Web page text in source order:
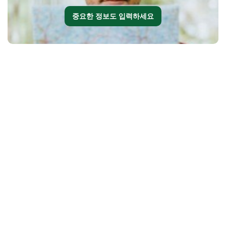
중요한 정보도 입력하세요